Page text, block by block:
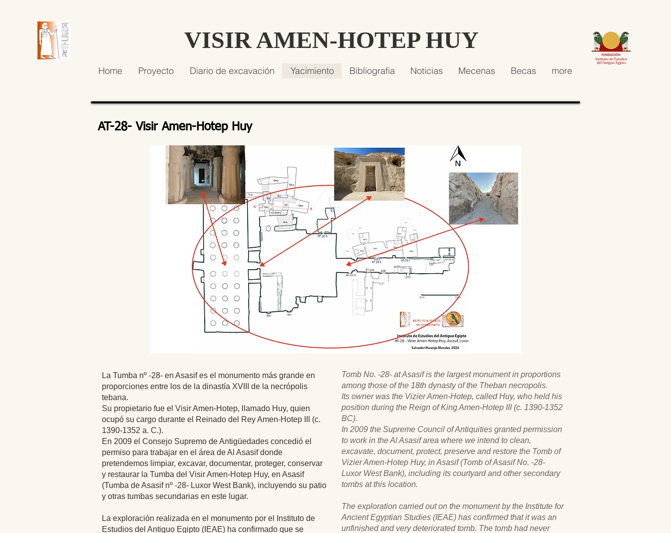
VISIR AMEN-HOTEP HUY
Home Proyecto Diario de excavación Yacimiento Bibliografia Noticias Mecenas Becas more
AT-28- Visir Amen-Hotep Huy
La Tumba nº -28- en Asasif es el monumento más grande en
proporciones entre los de la dinastía XVIII de la necrópolis
tebana.
Su propietario fue el Visir Amen-Hotep, llamado Huy, quien
ocupó su cargo durante el Reinado del Rey Amen-Hotep III (c.
1390-1352 a. C.).
En 2009 el Consejo Supremo de Antigüedades concedió el
permiso para trabajar en el área de Al Asasif donde
pretendemos limpiar, excavar, documentar, proteger, conservar
y restaurar la Tumba del Visir Amen-Hotep Huy, en Asasif
(Tumba de Asasif nº -28- Luxor West Bank), incluyendo su patio
y otras tumbas secundarias en este lugar.
La exploración realizada en el monumento por el Instituto de
Estudios del Antiguo Egipto (IEAE) ha confirmado que se
Tomb No. -28- at Asasif is the largest monument in proportions
among those of the 18th dynasty of the Theban necropolis.
Its owner was the Vizier Amen-Hotep, called Huy, who held his
position during the Reign of King Amen-Hotep III (c. 1390-1352
BC).
In 2009 the Supreme Council of Antiquities granted permission
to work in the Al Asasif area where we intend to clean,
excavate, document, protect, preserve and restore the Tomb of
Vizier Amen-Hotep Huy, in Asasif (Tomb of Asasif No. -28-
Luxor West Bank), including its courtyard and other secondary
tombs at this location.
The exploration carried out on the monument by the Institute for
Ancient Egyptian Studies (IEAE) has confirmed that it was an
unfinished and very deteriorated tomb. The tomb had never